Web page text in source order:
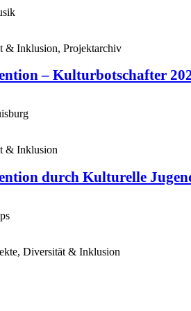
& Inklusion, Projektarchiv
– Kulturbotschafter
& Inklusion
durch Kulturelle
, Diversität & Inklusion